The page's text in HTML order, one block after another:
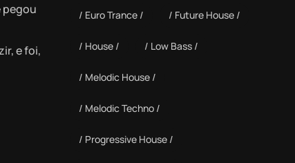
pegou
e foi,
Euro Trance Future House
House Low Bass
Melodic House
Melodic Techno
Progressive House